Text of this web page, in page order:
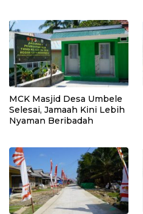
MCK Masjid Desa Umbele
Selesai, Jamaah Kini Lebih
Nyaman Beribadah